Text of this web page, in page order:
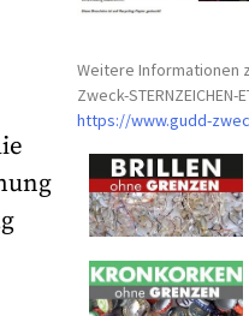
Weitere Informationen
Zweck-STERNZEICHEN-
https://www.gudd-